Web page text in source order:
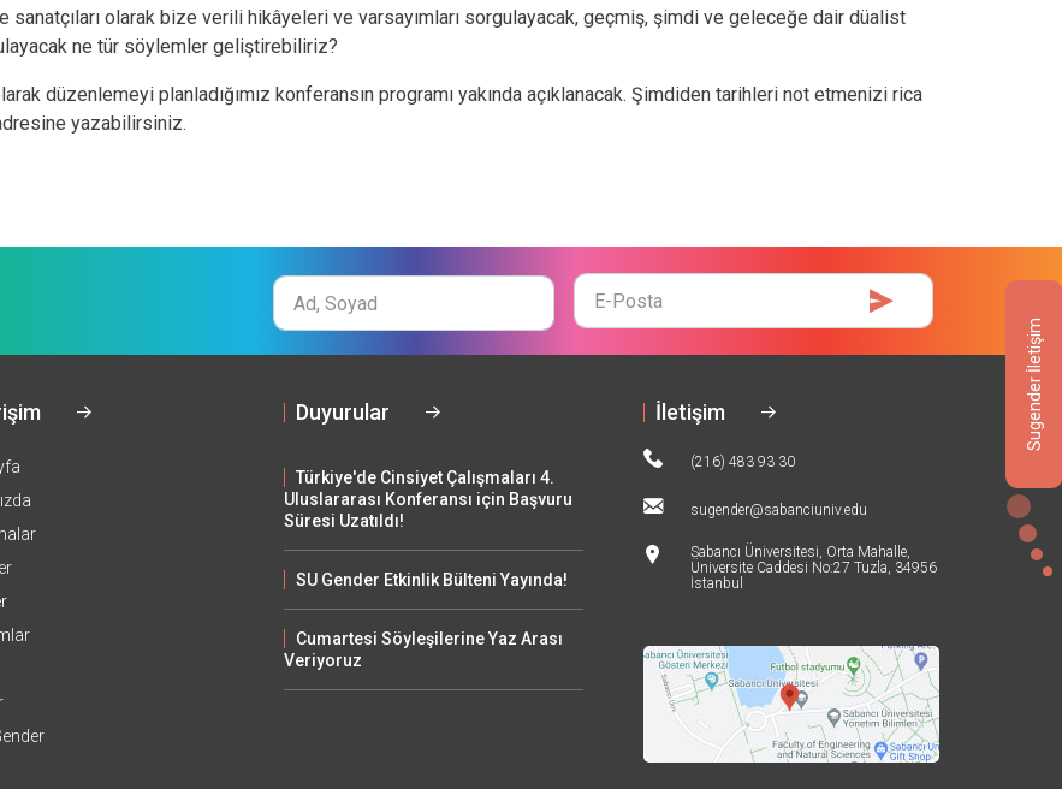
Sugender İletişim
sanatçıları olarak bize verili hikâyeleri ve varsayımları sorgulayacak, geçmiş, şimdi ve geleceğe dair düalist
ne tür söylemler geliştirebiliriz?
düzenlemeyi planladığımız konferansın programı yakında açıklanacak. Şimdiden tarihleri not etmenizi rica
yazabilirsiniz.
Ad
Soyad
E-
Mail
Duyurular
Türkiye'de Cinsiyet Çalışmaları 4.
Uluslararası Konferansı için Başvuru
Süresi Uzatıldı!
SU Gender Etkinlik Bülteni Yayında!
Cumartesi Söyleşilerine Yaz Arası
Veriyoruz
İletişim
(216) 483 93 30
sugender@sabanciuniv.edu
Sabancı Üniversitesi, Orta Mahalle,
Üniversite Caddesi No:27 Tuzla, 34956
İstanbul